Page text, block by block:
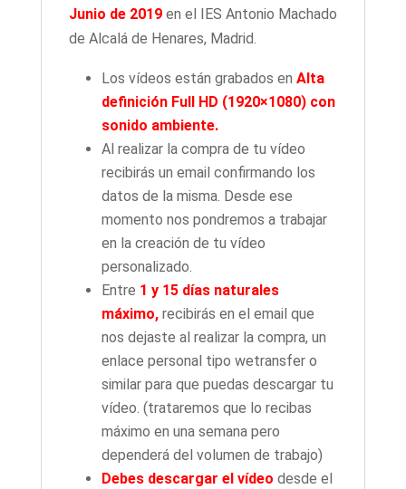
Junio de 2019 en el IES Antonio Machado
de Alcalá de Henares, Madrid.
Los vídeos están grabados en Alta
definición Full HD (1920×1080) con
sonido ambiente.
Al realizar la compra de tu vídeo
recibirás un email confirmando los
datos de la misma. Desde ese
momento nos pondremos a trabajar
en la creación de tu vídeo
personalizado.
Entre 1 y 15 días naturales
máximo, recibirás en el email que
nos dejaste al realizar la compra, un
enlace personal tipo wetransfer o
similar para que puedas descargar tu
vídeo. (trataremos que lo recibas
máximo en una semana pero
dependerá del volumen de trabajo)
Debes descargar el vídeo desde el